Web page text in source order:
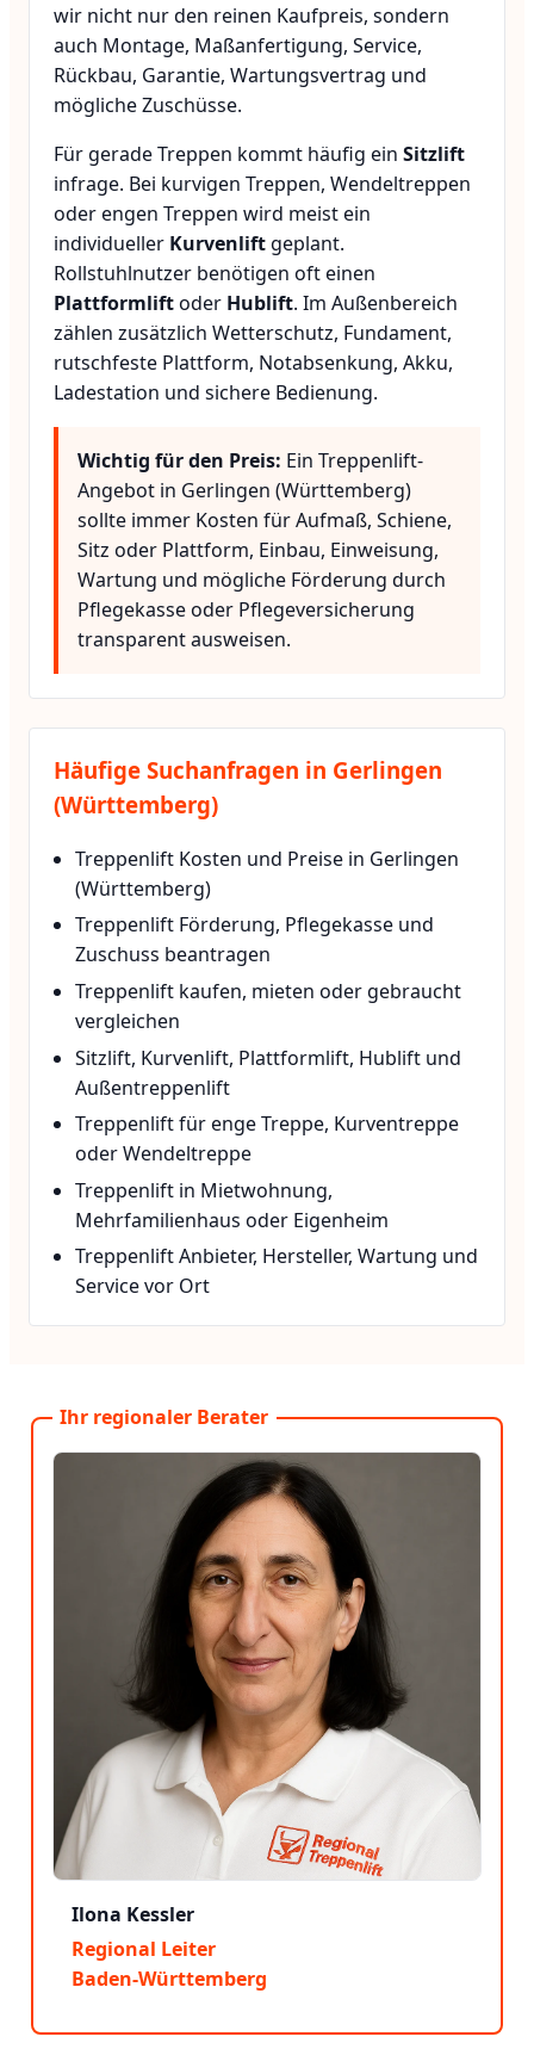
wir nicht nur den reinen Kaufpreis, sondern
auch Montage, Maßanfertigung, Service,
Rückbau, Garantie, Wartungsvertrag und
mögliche Zuschüsse.
Für gerade Treppen kommt häufig ein Sitzlift
infrage. Bei kurvigen Treppen, Wendeltreppen
oder engen Treppen wird meist ein
individueller Kurvenlift geplant.
Rollstuhlnutzer benötigen oft einen
Plattformliftoder Hublift. Im Außenbereich
zählen zusätzlich Wetterschutz, Fundament,
rutschfeste Plattform, Notabsenkung, Akku,
Ladestation und sichere Bedienung.
Wichtig für den Preis: Ein Treppenlift-
Angebot in Gerlingen (Württemberg)
sollte immer Kosten für Aufmaß, Schiene,
Sitz oder Plattform, Einbau, Einweisung,
Wartung und mögliche Förderung durch
Pflegekasse oder Pflegeversicherung
transparent ausweisen.
Häufige Suchanfragen in Gerlingen
(Württemberg)
Treppenlift Kosten und Preise in Gerlingen
(Württemberg)
Treppenlift Förderung, Pflegekasse und
Zuschuss beantragen
Treppenlift kaufen, mieten oder gebraucht
vergleichen
Sitzlift, Kurvenlift, Plattformlift, Hublift und
Außentreppenlift
Treppenlift für enge Treppe, Kurventreppe
oder Wendeltreppe
Treppenlift in Mietwohnung,
Mehrfamilienhaus oder Eigenheim
Treppenlift Anbieter, Hersteller, Wartung und
Service vor Ort
Ihr regionaler Berater
Ilona Kessler
Regional Leiter
Baden-Württemberg